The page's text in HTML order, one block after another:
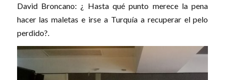
David Broncano: ¿ Hasta qué punto merece la pena
hacer las maletas e irse a Turquía a recuperar el pelo
perdido?.